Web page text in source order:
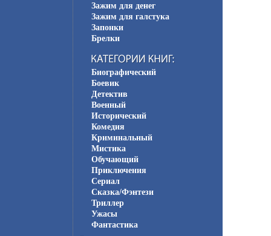
Зажим для денег
Зажим для галстука
Запонки
Брелки
Биографический
Боевик
Детектив
Военный
Исторический
Комедия
Криминальный
Мистика
Обучающий
Приключения
Сериал
Сказка/Фэнтези
Триллер
Ужасы
Фантастика